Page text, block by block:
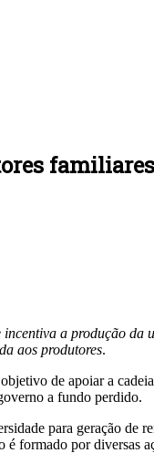
familiares
a produção da
aos produtores.
de apoiar a
a fundo perdido.
para geração de
formado por diversas